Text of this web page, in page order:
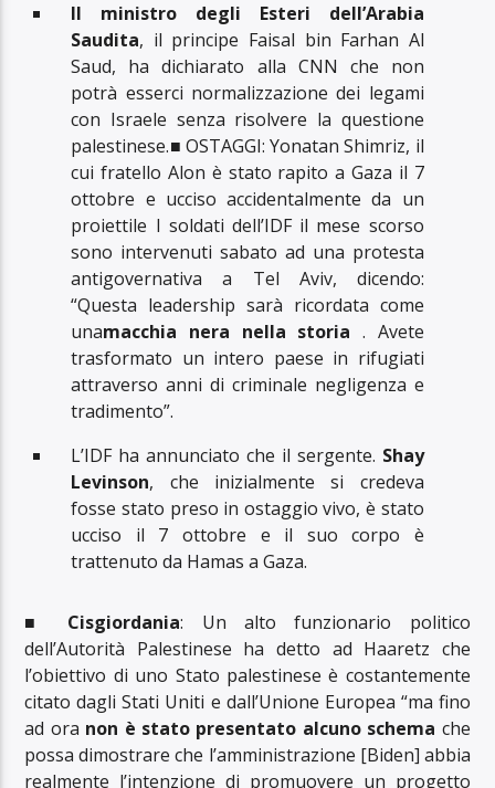
Il ministro degli Esteri dell’Arabia
Saudita, il principe Faisal bin Farhan Al
Saud, ha dichiarato alla CNN che non
potrà esserci normalizzazione dei legami
con Israele senza risolvere la questione
palestinese.■ OSTAGGI: Yonatan Shimriz, il
cui fratello Alon è stato rapito a Gaza il 7
ottobre e ucciso accidentalmente da un
proiettile I soldati dell’IDF il mese scorso
sono intervenuti sabato ad una protesta
antigovernativa a Tel Aviv, dicendo:
“Questa leadership sarà ricordata come
unamacchia nera nella storia . Avete
trasformato un intero paese in rifugiati
attraverso anni di criminale negligenza e
tradimento”.
L’IDF ha annunciato che il sergente. Shay
Levinson, che inizialmente si credeva
fosse stato preso in ostaggio vivo, è stato
ucciso il 7 ottobre e il suo corpo è
trattenuto da Hamas a Gaza.
■ Cisgiordania: Un alto funzionario politico
dell’Autorità Palestinese ha detto ad Haaretz che
l’obiettivo di uno Stato palestinese è costantemente
citato dagli Stati Uniti e dall’Unione Europea “ma fino
ad ora non è stato presentato alcuno schema che
possa dimostrare che l’amministrazione [Biden] abbia
realmente l’intenzione di promuovere un progetto